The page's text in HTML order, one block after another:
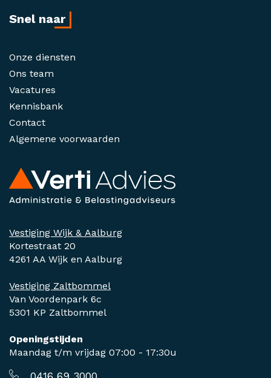
Vestiging Wijk & Aalburg
Kortestraat 20
4261 AA Wijk en Aalburg
Vestiging Zaltbommel
Van Voordenpark 6c
5301 KP Zaltbommel
Openingstijden
Maandag t/m vrijdag 07:00 - 17:30u
Snel naar
Onze diensten
Ons team
Vacatures
Kennisbank
Contact
Algemene voorwaarden